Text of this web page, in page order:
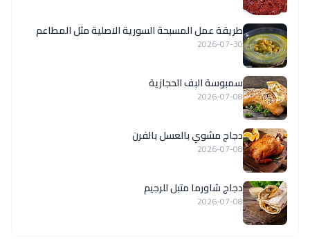
‏طريقة عمل المسبحة السورية الاصلية مثل المطاعم
2026-07-30
سمبوسة البف الحجازية
2026-07-08
دجاج مشوي بالعسل بالفرن
2026-07-08
دجاج شاورما متبل للرجيم
2026-07-08